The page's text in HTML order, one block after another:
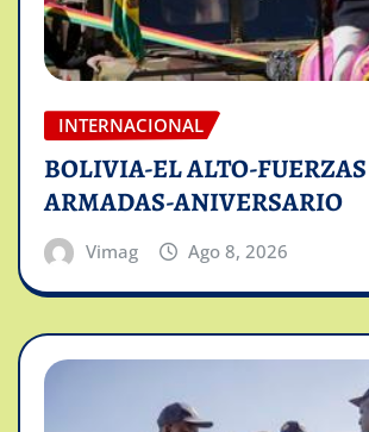
INTERNACIONAL
BOLIVIA-EL ALTO-FUERZAS
ARMADAS-ANIVERSARIO
Vimag Ago 8, 2026